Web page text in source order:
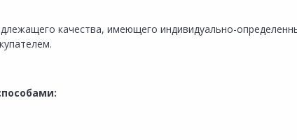
качества, имеющего индивидуально-